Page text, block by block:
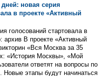
новая серия
в проекте «Активный
голосований стартовала в
архив В проекте «Активный
«Вся Москва за 35
«История Москвы», «Мой
ответят на вопросы по
Новые этапы будут начинаться